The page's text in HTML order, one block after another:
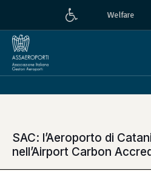
Welfare
SAC: l’Aeroporto di
nell’Airport Carbon